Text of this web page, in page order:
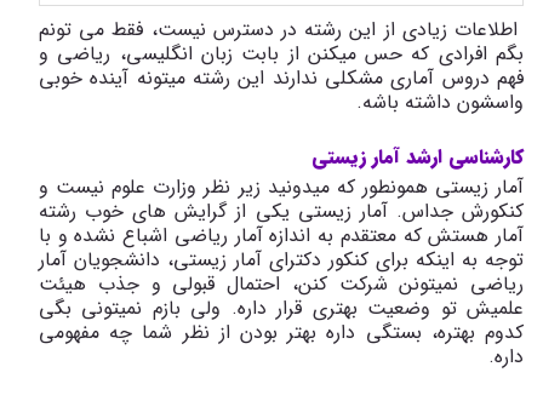
اطلاعات زیادی از این رشته در دسترس نیست، فقط می تونم
بگم افرادی که حس میکنن از بابت زبان انگلیسی، ریاضی و
فهم دروس آماری مشکلی ندارند این رشته میتونه آینده خوبی
واسشون داشته باشه.
کارشناسی ارشد آمار زیستی
آمار زیستی همونطور که میدونید زیر نظر وزارت علوم نیست و
کنکورش جداس. آمار زیستی یکی از گرایش های خوب رشته
آمار هستش که معتقدم به اندازه آمار ریاضی اشباع نشده و با
توجه به اینکه برای کنکور دکترای آمار زیستی، دانشجویان آمار
ریاضی نمیتونن شرکت کنن، احتمال قبولی و جذب هیئت
علمیش تو وضعیت بهتری قرار داره. ولی بازم نمیتونی بگی
کدوم بهتره، بستگی داره بهتر بودن از نظر شما چه مفهومی
داره.